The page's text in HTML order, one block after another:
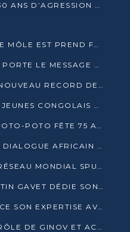
66 ANS D’INDEPENDANCE, 30 ANS D’AGRESSION RWAN DAISE : 4 PRESIDENCES, UN ECHEC COLLECTIF
ET VISE LES GÉANTS DES MERS
CONSTANT SERGE BOUNDA PORTE LE MESSAGE DE COMPASSION DE DENIS SASSOU NGUESSO EN IRAN
CONGO TERMINAL BAT UN NOUVEAU RECORD DE PRODUCTIVITÉ AU PORT DE POINTE-NOIRE
LA SNPC ACCOMPAGNE SIX JEUNES CONGOLAIS AUX OLYMPIADES PANAFRICAINES DE MATHÉMATIQUES
L’ÉCOLE DE PEINTURE DE POTO-POTO FÊTE 75 ANS AU SERVICE DE L’ART CONGOLAIS
BRAZZAVILLE AU CŒUR DU DIALOGUE AFRICAIN SUR LES OBJECTIFS DE DÉVELOPPEMENT DURABLE
RUDE NGOMA INTÈGRE LE RÉSEAU MONDIAL SPUTNIK PRO APRÈS UNE FORMATION À MOSCOU
LUMIÈRES DU CONGO : DESTIN GAVET DÉDIE SON PRIX À L’UNITÉ NATIONALE ET À LA JEUNESSE
CONGO TERMINAL RENFORCE SON EXPERTISE AVEC NEUF NOUVEAUX FORMATEURS EN ENGINS PORTUAIRES
L’ARCHER PREND LE CONTRÔLE DE GINOV ET ACCÉLÈRE SON VIRAGE NUMÉRIQUE